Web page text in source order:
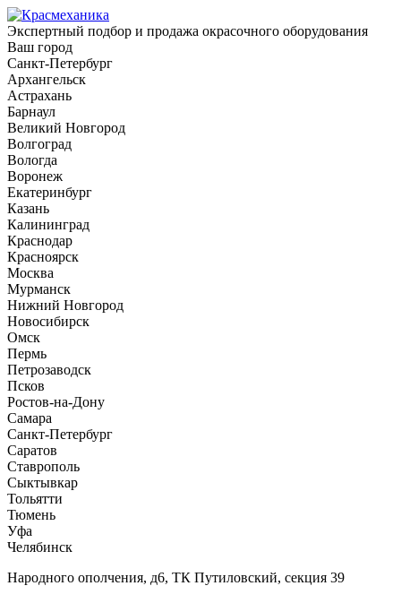
Экспертный подбор и продажа окрасочного оборудования
Ваш город
Санкт-Петербург
Архангельск
Астрахань
Барнаул
Великий Новгород
Волгоград
Вологда
Воронеж
Екатеринбург
Казань
Калининград
Краснодар
Красноярск
Москва
Мурманск
Нижний Новгород
Новосибирск
Омск
Пермь
Петрозаводск
Псков
Ростов-на-Дону
Самара
Санкт-Петербург
Саратов
Ставрополь
Сыктывкар
Тольятти
Тюмень
Уфа
Челябинск
Народного ополчения, д6, ТК Путиловский, секция 39